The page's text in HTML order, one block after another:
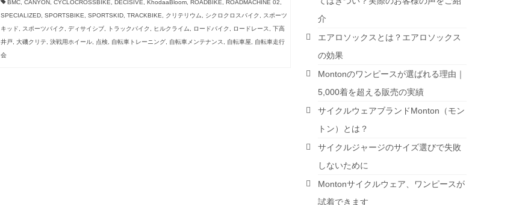
BMC, CANYON, CYCLOCROSSBIKE DECISIVE KhodaaBloom, ROADBIKE ROADMACHINE 02
SPECIALIZED, SPORTSBIKE SPORTSKID, TRACKBIKE クリテリウム シクロクロスバイク
スポーツ
キッド
スポーツバイク ディサイシブ, トラックバイク ヒルクライム ロードバイク ロードレース
下高
井戸, 大磯クリテ 決戦用ホイール, 点検 自転車トレーニング, 自転車メンテナンス 自転車屋
自転車走行
会
介
エアロソックスとは？エアロソックス
の効果
Montonのワンピースが選ばれる理由｜
5,000着を超える販売の実績
サイクルウェアブランドMonton（モン
トン）とは？
サイクルジャージのサイズ選びで失敗
しないために
Montonサイクルウェア、ワンピースが
試着できます